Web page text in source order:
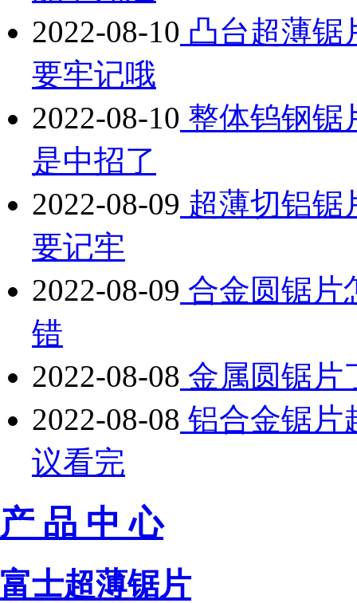
2022-08-10 凸台超薄锯
要牢记哦
2022-08-10 整体钨钢锯
是中招了
2022-08-09 超薄切铝锯
要记牢
2022-08-09 合金圆锯片
错
2022-08-08 金属圆锯片
2022-08-08 铝合金锯片
议看完
产 品 中 心
富士超薄锯片